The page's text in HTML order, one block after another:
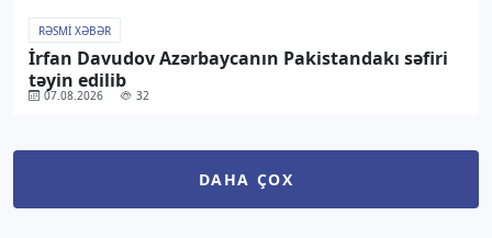
RƏSMI XƏBƏR
İrfan Davudov Azərbaycanın Pakistandakı səfiri
təyin edilib
07.08.2026 32
DAHA ÇOX